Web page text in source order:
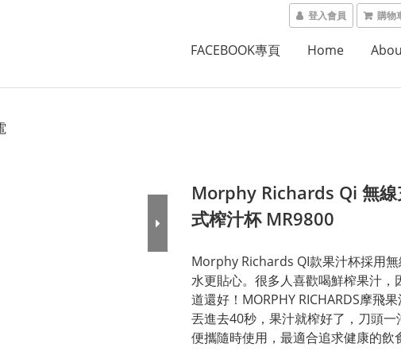
登入會員 購物
FACEBOOK專頁 Home
Morphy Richards Qi 無線
式榨汁杯 MR9800
Morphy Richards QI款果汁杯採用
水更貼心。很多人喜歡喝鮮榨果汁，
道還好！MORPHY RICHARDS摩飛
丟進去40秒，果汁就榨好了，刀頭一
便攜隨時使用，最適合追求健康的飲